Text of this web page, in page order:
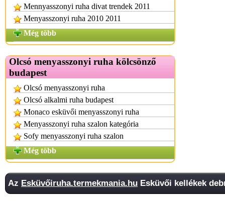
Mennyasszonyi ruha divat trendek 2011
Menyasszonyi ruha 2010 2011
Még több
Olcsó menyasszonyi ruha kölcsönző
budapest
Olcsó menyasszonyi ruha
Olcsó alkalmi ruha budapest
Monaco esküvői menyasszonyi ruha
Menyasszonyi ruha szalon kategória
Sofy menyasszonyi ruha szalon
Még több
Az Esküvőiruha.termekmania.hu Esküvői kellékek